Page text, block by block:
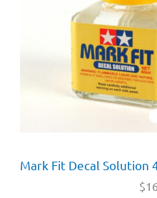
Mark Fit Decal Solution
$